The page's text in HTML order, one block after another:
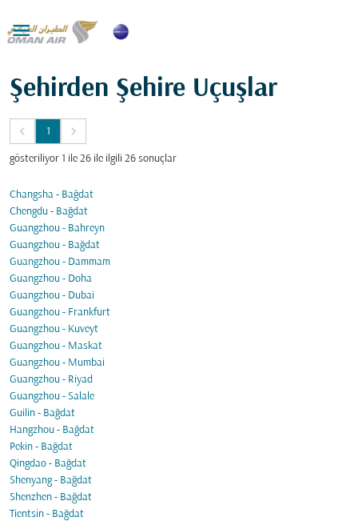

Şehirden Şehire Uçuşlar
keyboard_arrow_left 1 keyboard_arrow_right
gösteriliyor 1 ile 26 ile ilgili 26 sonuçlar
Changsha - Bağdat
Chengdu - Bağdat
Guangzhou - Bahreyn
Guangzhou - Bağdat
Guangzhou - Dammam
Guangzhou - Doha
Guangzhou - Dubai
Guangzhou - Frankfurt
Guangzhou - Kuveyt
Guangzhou - Maskat
Guangzhou - Mumbai
Guangzhou - Riyad
Guangzhou - Salale
Guilin - Bağdat
Hangzhou - Bağdat
Pekin - Bağdat
Qingdao - Bağdat
Shenyang - Bağdat
Shenzhen - Bağdat
Tientsin - Bağdat